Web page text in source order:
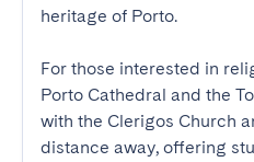
heritage of Porto.
For those interested in
Porto Cathedral and the
with the Clerigos Church
distance away, offering